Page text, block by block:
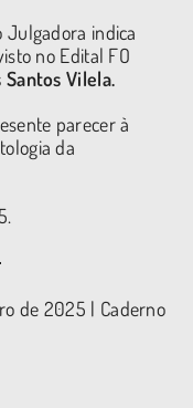
Julgadora indica
no Edital FO
Vilela.
parecer à
da
de 2025 | Caderno